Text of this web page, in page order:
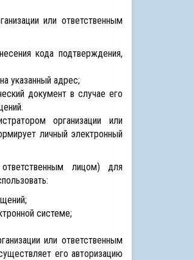
или ответственным
кода подтверждения,
указанный адрес;
документ в случае его
организации или
личный электронный
лицом) для
системе;
или ответственным
его авторизацию